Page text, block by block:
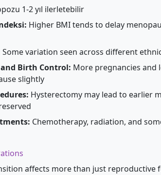
1-2 yıl ilerletebilir
Higher BMI tends to delay
Some variation seen across different
Birth Control: More pregnancies
slightly
Hysterectomy may lead to earlier
Chemotherapy, radiation, and
affects more than just reproductive